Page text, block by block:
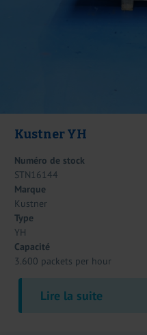
Kustner YH
Numéro de stock
STN16144
Marque
Kustner
Type
YH
Capacité
3.600 packets per hour
Lire la suite